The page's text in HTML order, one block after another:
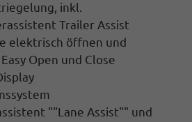
inkl.
Trailer Assist
elektrisch öffnen und
Open und Close
""Lane Assist"" und